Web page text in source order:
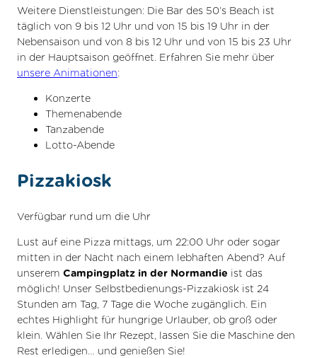
Weitere Dienstleistungen: Die Bar des 50’s Beach ist
täglich von 9 bis 12 Uhr und von 15 bis 19 Uhr in der
Nebensaison und von 8 bis 12 Uhr und von 15 bis 23 Uhr
in der Hauptsaison geöffnet. Erfahren Sie mehr über
unsere Animationen:
Konzerte
Themenabende
Tanzabende
Lotto-Abende
Pizzakiosk
Verfügbar rund um die Uhr
Lust auf eine Pizza mittags, um 22:00 Uhr oder sogar
mitten in der Nacht nach einem lebhaften Abend? Auf
unserem Campingplatz in der Normandie ist das
möglich! Unser Selbstbedienungs-Pizzakiosk ist 24
Stunden am Tag, 7 Tage die Woche zugänglich. Ein
echtes Highlight für hungrige Urlauber, ob groß oder
klein. Wählen Sie Ihr Rezept, lassen Sie die Maschine den
Rest erledigen… und genießen Sie!